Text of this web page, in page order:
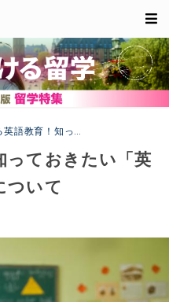
英語教育！知っておきたい「英語教
っておきたい「英
ついて